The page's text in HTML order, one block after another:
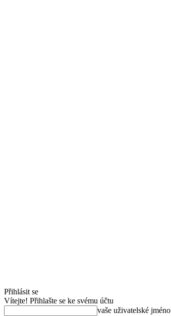
Přihlásit se
Vítejte! Přihlašte se ke svému účtu
vaše uživatelské jméno